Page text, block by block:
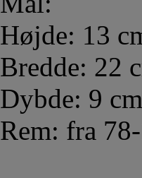
Højde: 13
Bredde: 22
Dybde: 9 cm
Rem: fra